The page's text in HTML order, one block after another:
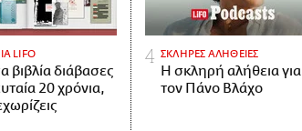
LIFO
βιβλία διάβασες
20 χρόνια,
ΣΚΛΗΡΕΣ ΑΛΗΘΕΙΕΣ
H σκληρή αλήθεια για
τον Πάνο Βλάχο